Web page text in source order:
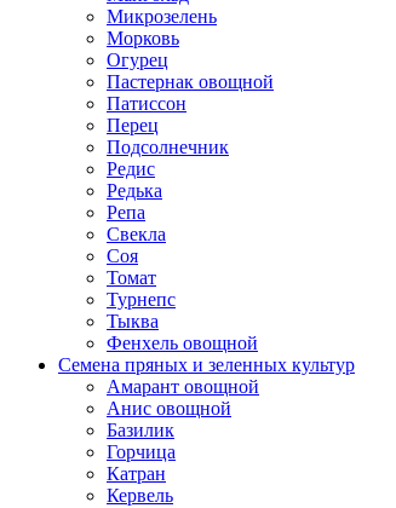
Микрозелень
Морковь
Огурец
Пастернак овощной
Патиссон
Перец
Подсолнечник
Редис
Редька
Репа
Свекла
Соя
Томат
Турнепс
Тыква
Фенхель овощной
Семена пряных и зеленных культур
Амарант овощной
Анис овощной
Базилик
Горчица
Катран
Кервель